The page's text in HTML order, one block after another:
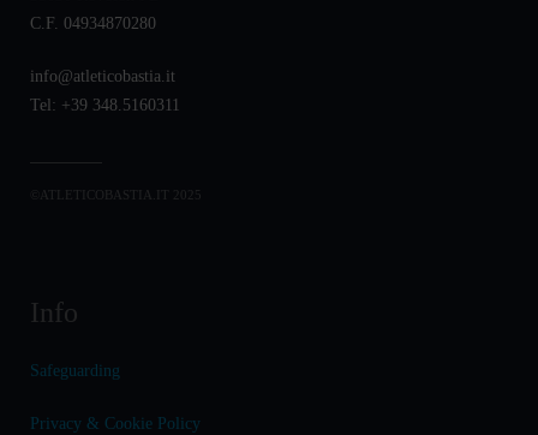
C.F. 04934870280
info@atleticobastia.it
Tel: +39 348.5160311
©ATLETICOBASTIA.IT 2025
Info
Safeguarding
Privacy & Cookie Policy